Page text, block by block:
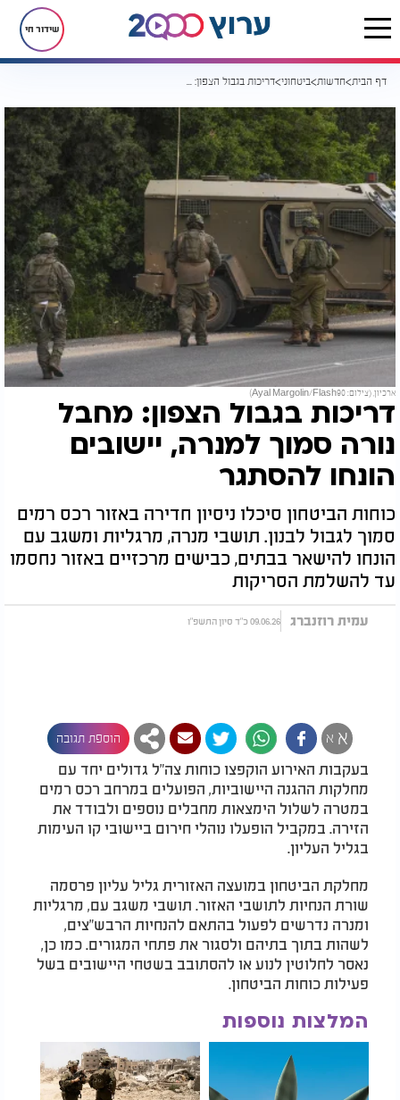
שידור חי
דף הבית חדשות ביטחוני דריכות בגבול הצפון: מחבל נורה סמוך למנרה, יישובים הונחו להסתגר
ארכיון, (צילום: Ayal Margolin/Flash90)
דריכות בגבול הצפון: מחבל
נורה סמוך למנרה, יישובים
הונחו להסתגר
כוחות הביטחון סיכלו ניסיון חדירה באזור רכס רמים
סמוך לגבול לבנון. תושבי מנרה, מרגליות ומשגב עם
הונחו להישאר בבתים, כבישים מרכזיים באזור נחסמו
עד להשלמת הסריקות
עמית רוזנברג 09.06.26 כ"ד סיון התשפ"ו
א א הוספת תגובה
בעקבות האירוע הוקפצו כוחות צה"ל גדולים יחד עם
מחלקות ההגנה היישוביות, הפועלים במרחב רכס רמים
במטרה לשלול הימצאות מחבלים נוספים ולבודד את
הזירה. במקביל הופעלו נוהלי חירום ביישובי קו העימות
בגליל העליון.
מחלקת הביטחון במועצה האזורית גליל עליון פרסמה
שורת הנחיות לתושבי האזור. תושבי משגב עם, מרגליות
ומנרה נדרשים לפעול בהתאם להנחיות הרבש"צים,
לשהות בתוך בתיהם ולסגור את פתחי המגורים. כמו כן,
נאסר לחלוטין לנוע או להסתובב בשטחי היישובים בשל
פעילות כוחות הביטחון.
המלצות נוספות